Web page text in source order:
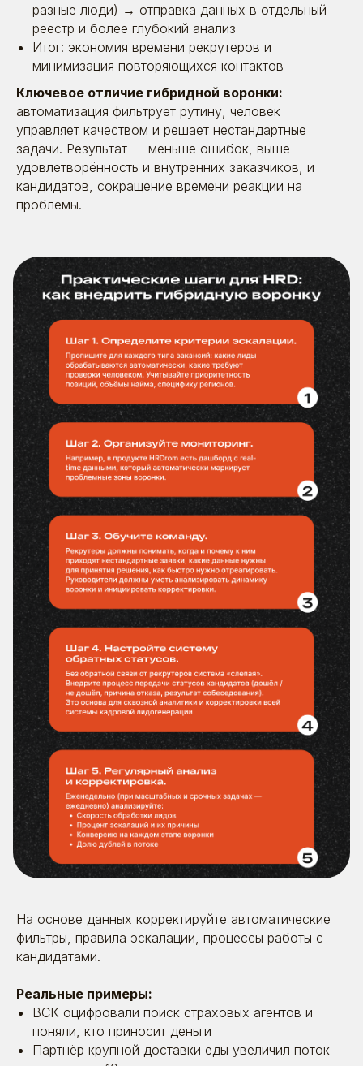
разные люди) → отправка данных в отдельный
реестр и более глубокий анализ
Итог: экономия времени рекрутеров и
минимизация повторяющихся контактов
Ключевое отличие гибридной воронки:
автоматизация фильтрует рутину, человек
управляет качеством и решает нестандартные
задачи. Результат — меньше ошибок, выше
удовлетворённость и внутренних заказчиков, и
кандидатов, сокращение времени реакции на
проблемы.
На основе данных корректируйте автоматические
фильтры, правила эскалации, процессы работы с
кандидатами.
Реальные примеры:
ВСК оцифровали поиск страховых агентов и
поняли, кто приносит деньги
Партнёр крупной доставки еды увеличил поток
Кадровики, маркетинг, HR-
технократы: кому доверить
управление массовым
подбором персонала
20.10.2025
Время прочтения: ~ 7 минут Статьи
Рейтинги
и сертификаты
У нас молодой рынок — и отдельных рейтингов
для HR-маркетинга пока просто нет. Приходится
выходить в общий топ digital-агентств
Поговорим?
Оставьте заявку. Позвоним, расскажем
о себе, выслушаем вас — и постараемся
быть полезными